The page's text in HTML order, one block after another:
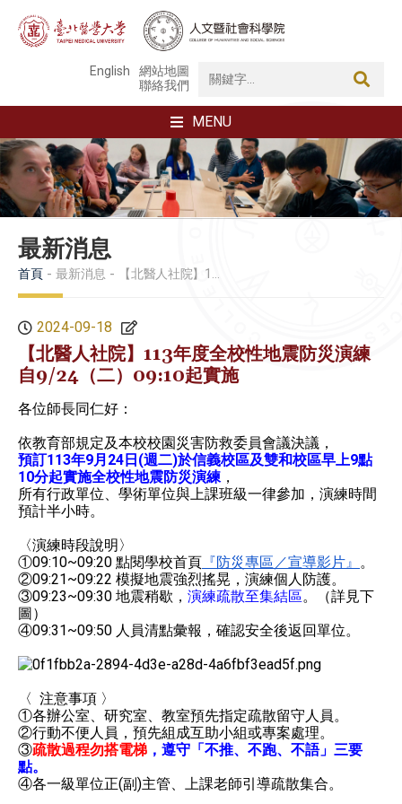
English
網站地圖
聯絡我們
MENU
最新消息
首頁 最新消息 【北醫人社院】113年度全校性地震防災演練 自9/24（二）09:10起實施
2024-09-18
【北醫人社院】113年度全校性地震防災演練
自9/24（二）09:10起實施
各位師長同仁好：
依教育部規定及本校校園災害防救委員會議決議，
預訂113年9月24日(週二)於信義校區及雙和校區早上9點
10分起實施全校性地震防災演練，
所有行政單位、學術單位與上課班級一律參加， 演練時間
預計半小時。
〈演練時段說明〉
①09:10~09:20 點閱學校首頁 『防災專區／宣導影片』 。
②09:21~09:22 模擬地震強烈搖晃，演練個人防護。
③09:23~09:30 地震稍歇， 演練疏散至集結區。（詳見下
圖）
④09:31~09:50 人員清點彙報，確認安全後返回單位。
〈 注意事項 〉
①各辦公室、研究室、教室預先指定疏散留守人員。
②行動不便人員，預先組成互助小組或專案處理。
③疏散過程勿搭電梯 ，遵守「不推、不跑、不語」三要
點。
④各一級單位正(副)主管、上課老師引導疏散集合。